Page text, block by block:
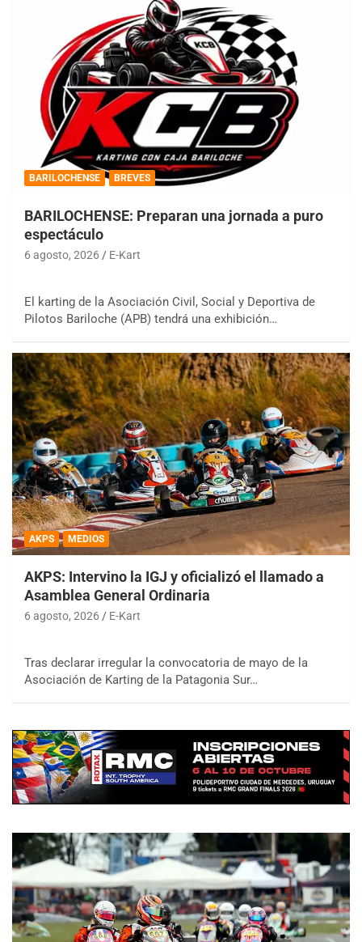
BARILOCHENSE BREVES
BARILOCHENSE: Preparan una jornada a puro
espectáculo
6 agosto, 2026 E-Kart
El karting de la Asociación Civil, Social y Deportiva de
Pilotos Bariloche (APB) tendrá una exhibición…
AKPS MEDIOS
AKPS: Intervino la IGJ y oficializó el llamado a
Asamblea General Ordinaria
6 agosto, 2026 E-Kart
Tras declarar irregular la convocatoria de mayo de la
Asociación de Karting de la Patagonia Sur…